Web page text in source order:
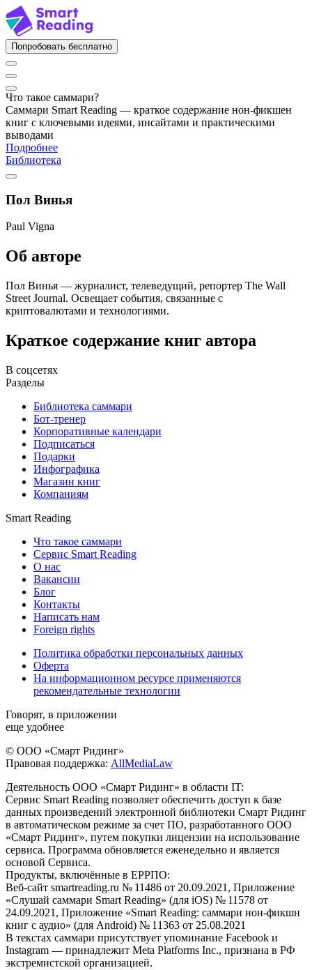
Попробовать бесплатно
Что такое саммари?
Саммари Smart Reading — краткое содержание нон-фикшен
книг с ключевыми идеями, инсайтами и практическими
выводами
Подробнее
Библиотека
Пол Винья
Paul Vigna
Об авторе
Пол Винья — журналист, телеведущий, репортер The Wall
Street Journal. Освещает события, связанные с
криптовалютами и технологиями.
Краткое содержание книг автора
В соцсетях
Разделы
Библиотека саммари
Бот-тренер
Корпоративные календари
Подписаться
Подарки
Инфографика
Магазин книг
Компаниям
Smart Reading
Что такое саммари
Сервис Smart Reading
О нас
Вакансии
Блог
Контакты
Написать нам
Foreign rights
Политика обработки персональных данных
Оферта
На информационном ресурсе применяются
рекомендательные технологии
Говорят, в приложении
еще удобнее
© ООО «Смарт Ридинг»
Правовая поддержка: AllMediaLaw
Деятельность ООО «Смарт Ридинг» в области IT:
Сервис Smart Reading позволяет обеспечить доступ к базе
данных произведений электронной библиотеки Смарт Ридинг
в автоматическом режиме за счет ПО, разработанного ООО
«Смарт Ридинг», путем покупки лицензии на использование
сервиса. Программа обновляется еженедельно и является
основой Сервиса.
Продукты, включённые в ЕРРПО:
Веб-сайт smartreading.ru № 11486 от 20.09.2021, Приложение
«Слушай саммари Smart Reading» (для iOS) № 11578 от
24.09.2021, Приложение «Smart Reading: саммари нон-фикшн
книг с аудио» (для Android) № 11363 от 25.08.2021
В текстах саммари присутствует упоминание Facebook и
Instagram — принадлежит Meta Platforms Inc., признана в РФ
экстремистской организацией.